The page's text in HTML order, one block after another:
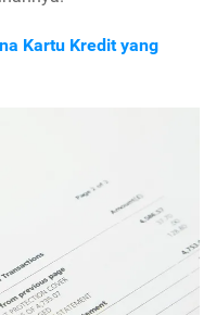
Kartu Kredit yang